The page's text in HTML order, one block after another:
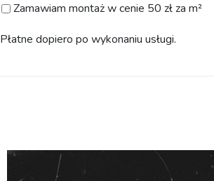
Płatne dopiero po wykonaniu usługi.
Zamawiam montaż w cenie 50 zł za m²